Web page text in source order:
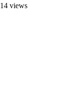
14 views